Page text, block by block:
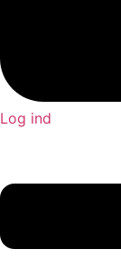
Log ind